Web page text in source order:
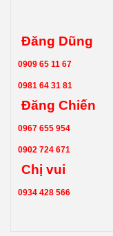
Đăng Dũng
0909 65 11 67
0981 64 31 81
Đăng Chiến
0967 655 954
0902 724 671
Chị vui
0934 428 566